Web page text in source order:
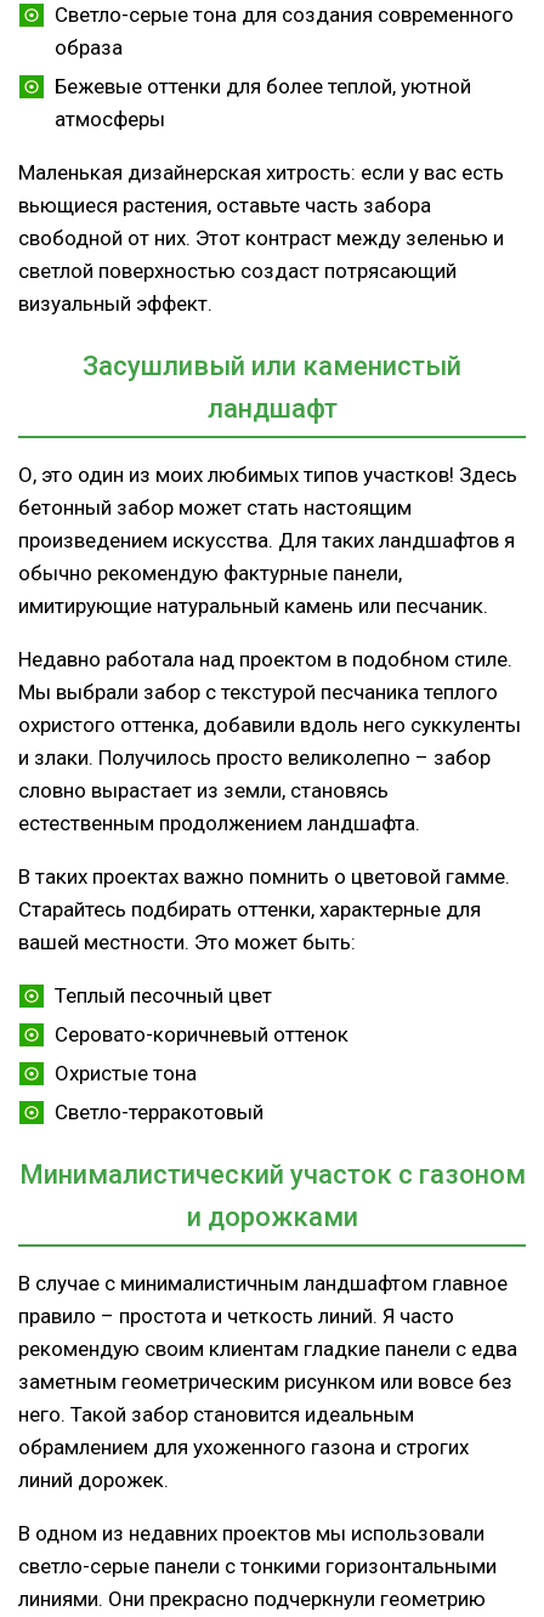
Светло-серые тона для создания современного
образа
Бежевые оттенки для более теплой, уютной
атмосферы
Маленькая дизайнерская хитрость: если у вас есть
вьющиеся растения, оставьте часть забора
свободной от них. Этот контраст между зеленью и
светлой поверхностью создаст потрясающий
визуальный эффект.
Засушливый или каменистый
ландшафт
О, это один из моих любимых типов участков! Здесь
бетонный забор может стать настоящим
произведением искусства. Для таких ландшафтов я
обычно рекомендую фактурные панели,
имитирующие натуральный камень или песчаник.
Недавно работала над проектом в подобном стиле.
Мы выбрали забор с текстурой песчаника теплого
охристого оттенка, добавили вдоль него суккуленты
и злаки. Получилось просто великолепно – забор
словно вырастает из земли, становясь
естественным продолжением ландшафта.
В таких проектах важно помнить о цветовой гамме.
Старайтесь подбирать оттенки, характерные для
вашей местности. Это может быть:
Теплый песочный цвет
Серовато-коричневый оттенок
Охристые тона
Светло-терракотовый
Минималистический участок с газоном
и дорожками
В случае с минималистичным ландшафтом главное
правило – простота и четкость линий. Я часто
рекомендую своим клиентам гладкие панели с едва
заметным геометрическим рисунком или вовсе без
него. Такой забор становится идеальным
обрамлением для ухоженного газона и строгих
линий дорожек.
В одном из недавних проектов мы использовали
светло-серые панели с тонкими горизонтальными
линиями. Они прекрасно подчеркнули геометрию